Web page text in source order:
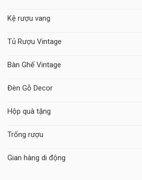
Kệ rượu vang
Tủ Rượu Vintage
Bàn Ghế Vintage
Đèn Gỗ Decor
Hộp quà tặng
Trống rượu
Gian hàng di động